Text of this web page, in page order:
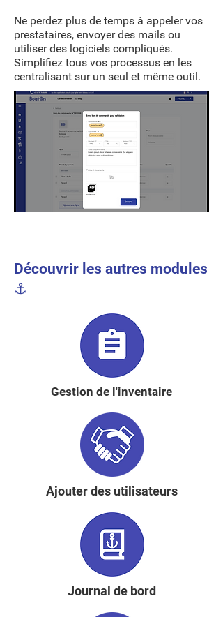
Ne perdez plus de temps à appeler vos
prestataires, envoyer des mails ou
utiliser des logiciels compliqués.
Simplifiez tous vos processus en les
centralisant sur un seul et même outil.
Découvrir les autres modules
⚓️
Gestion de l'inventaire
Ajouter des utilisateurs
Journal de bord